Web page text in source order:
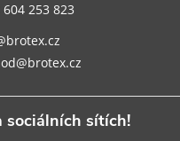
604 253 823
sociálních sítích!